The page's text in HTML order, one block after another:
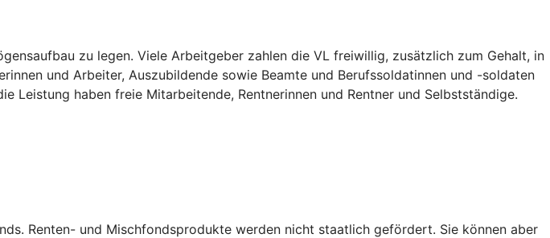
zu legen. Viele Arbeitgeber zahlen die VL freiwillig, zusätzlich zum Gehalt, in
und Arbeiter, Auszubildende sowie Beamte und Berufssoldatinnen und -soldaten
Leistung haben freie Mitarbeitende, Rentnerinnen und Rentner und Selbstständige.
Renten- und Mischfondsprodukte werden nicht staatlich gefördert. Sie können aber